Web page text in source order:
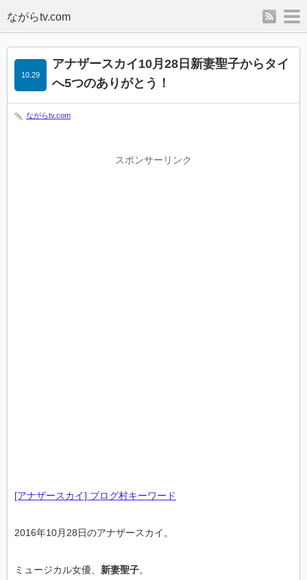
rss
アナザースカイ10月28日新妻聖子からタイ
へ5つのありがとう！
10.29
ながらtv.com
スポンサーリンク
[アナザースカイ] ブログ村キーワード
2016年10月28日のアナザースカイ。
ミュージカル女優、 新妻聖子。